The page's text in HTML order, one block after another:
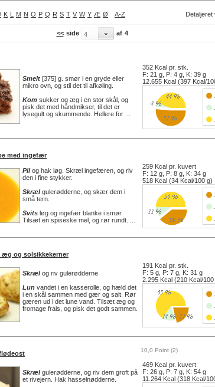
K L M N O P Q R S T V W Y Æ Ø A-Z Detaljeret
<< side af 4
Smelt [375] g. smør i en gryde eller
mikro ovn, og stil det til afkøling.
Kom sukker og æg i en stor skål, og
pisk det med håndmikser, til det er
lysegult og skummende. Hellere for ...
352 Kcal pr. stk.
F: 21 g, P: 4 g, K: 39 g
12.655 Kcal (397 Kcal/
med ingefær
Pilog hak løg. Skræl ingefæren, og riv
den i fine stykker.
Skrælgulerødderne, og skær dem i
små tern.
Svits løg og ingefær blanke i smør.
Tilsæt en spiseske mel, og rør rundt. ...
259 Kcal pr. kuvert
F: 12 g, P: 8 g, K: 34 g
518 Kcal (34 Kcal/100 g)
æg og solsikkekerner
Skrælog riv gulerødderne.
Lun vandet i en kasserolle, og hæld det
i en skål sammen med gær og salt. Rør
gæren ud i det lune vand. Tilsæt æg og
fromage frais, og pisk det godt sammen.
191 Kcal pr. stk.
F: 5 g, P: 7 g, K: 31 g
2.295 Kcal (210 Kcal/100
10,0 Point (2)
Skrælgulerødderne, og riv dem groft på
et rivejern. Hak hasselnødderne.
469 Kcal pr. kuvert
F: 26 g, P: 7 g, K: 54 g
11.264 Kcal (318 Kcal/